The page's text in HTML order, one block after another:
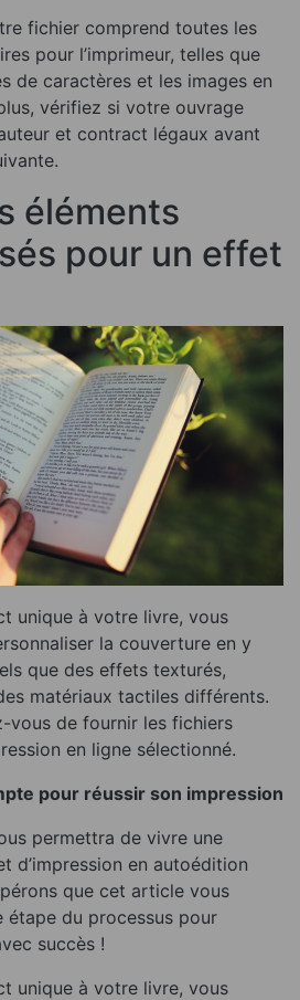
fichier comprend toutes les
pour l’imprimeur, telles que
de caractères et les images en
vérifiez si votre ouvrage
et contract légaux avant
éléments
pour un effet
unique à votre livre, vous
la couverture en y
que des effets texturés,
matériaux tactiles différents.
vous de fournir les fichiers
en ligne sélectionné.
pour réussir son impression
permettra de vivre une
d’impression en autoédition
que cet article vous
étape du processus pour
succès !
unique à votre livre, vous